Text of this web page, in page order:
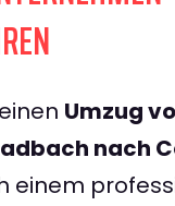
Umzug
nach
einem